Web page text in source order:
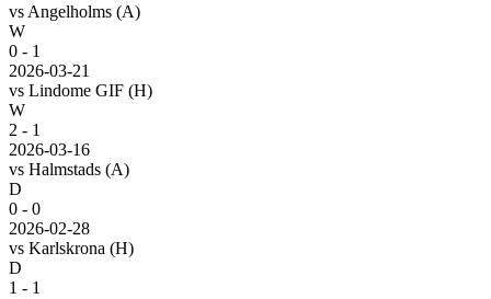
vs Angelholms (A)
W
0 - 1
2026-03-21
vs Lindome GIF (H)
W
2 - 1
2026-03-16
vs Halmstads (A)
D
0 - 0
2026-02-28
vs Karlskrona (H)
D
1 - 1